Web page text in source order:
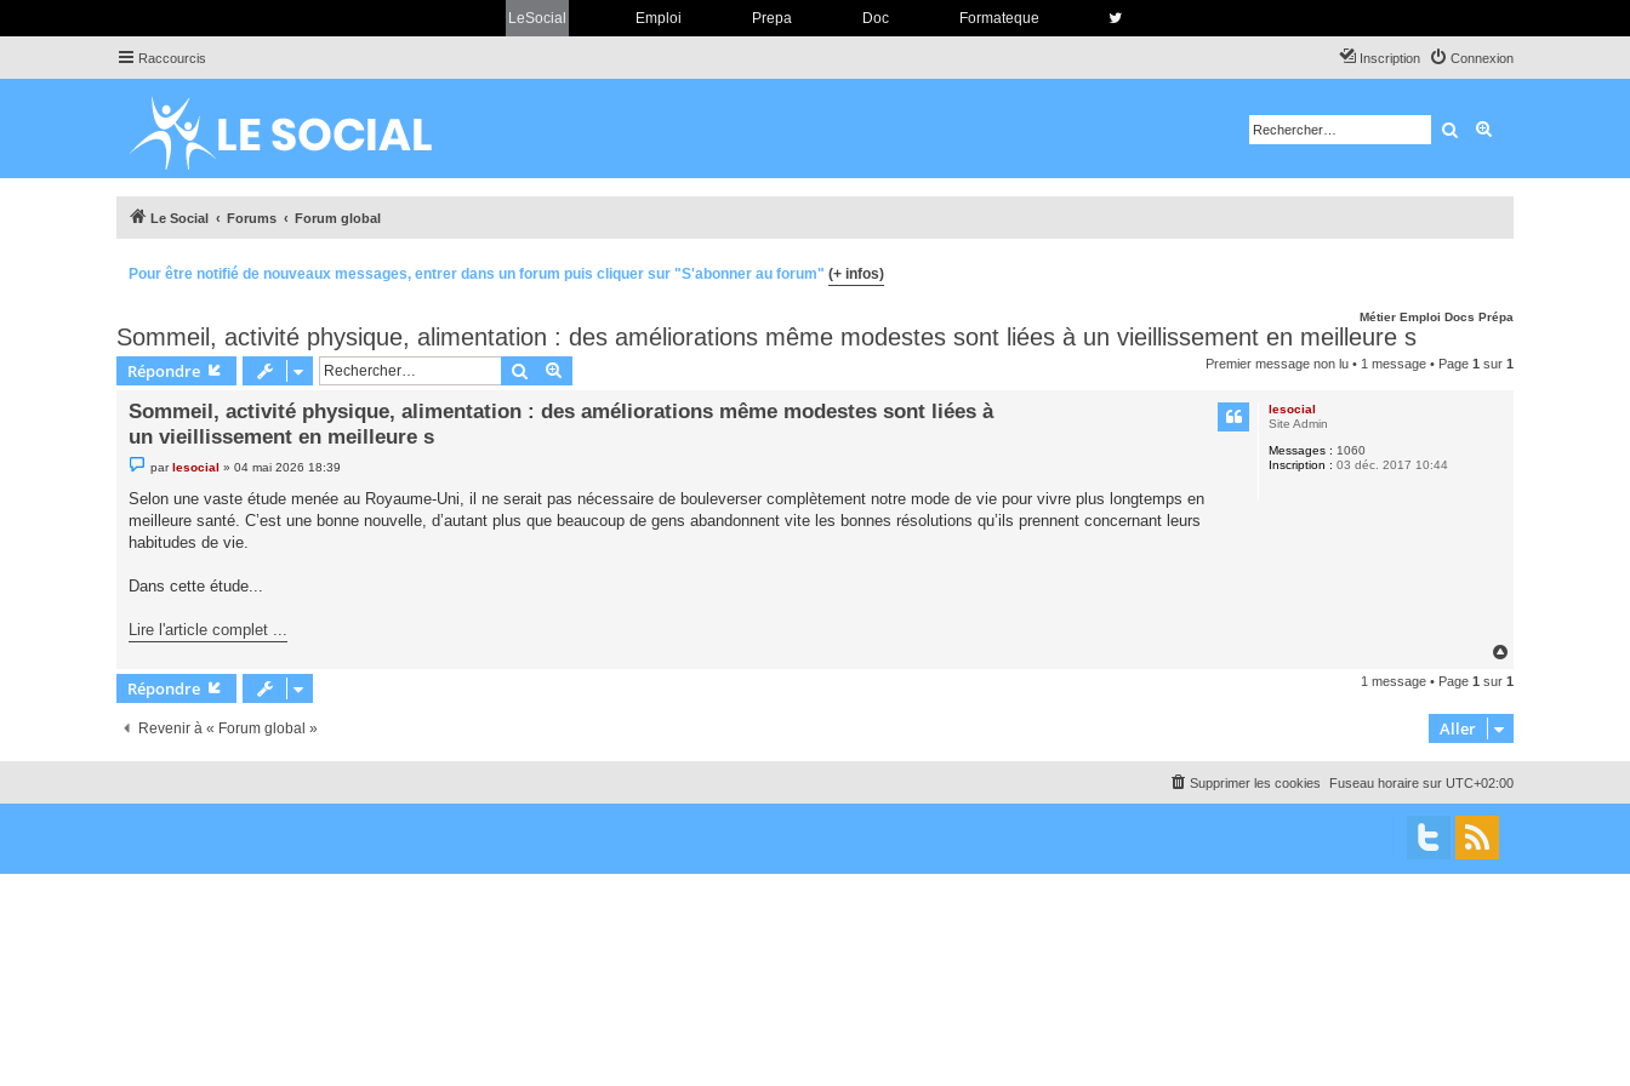
LeSocial Emploi Prepa Doc Formateque
Raccourcis Connexion
Inscription
Rechercher
Le Social Forums Forum global
Pour être notifié de nouveaux messages, entrer dans un forum puis cliquer sur "S'abonner au forum" (+ infos)
Métier Emploi Docs Prépa
Sommeil, activité physique, alimentation : des améliorations même modestes sont liées à un vieillissement en meilleure s
Répondre Rechercher Premier message non lu • 1 message • Page 1 sur 1
lesocial
Site Admin
Messages : 1060
Inscription : 03 déc. 2017 10:44
Sommeil, activité physique, alimentation : des améliorations même modestes sont liées à
un vieillissement en meilleure s
e
s
s
a
g
e
n
parlesocial »04 mai 2026 18:39
Selon une vaste étude menée au Royaume-Uni, il ne serait pas nécessaire de bouleverser complètement notre mode de vie pour vivre plus longtemps en
meilleure santé. C’est une bonne nouvelle, d’autant plus que beaucoup de gens abandonnent vite les bonnes résolutions qu’ils prennent concernant leurs
habitudes de vie.
Dans cette étude...
Lire l'article complet ...
u
Répondre 1 message • Page 1 sur 1
Revenir à « Forum global » Aller
Fuseau horaire sur UTC+02:00
Supprimer les cookies